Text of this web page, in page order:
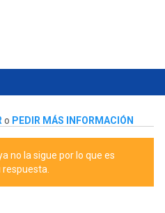
o PEDIR MÁS INFORMACIÓN
no la sigue por lo que es
respuesta.